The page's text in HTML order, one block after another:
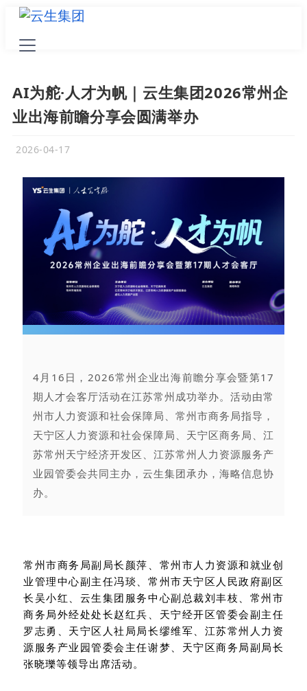
AI为舵·人才为帆｜云生集团2026常州企
业出海前瞻分享会圆满举办
2026-04-17
4月16日，2026常州企业出海前瞻分享会暨第17
期人才会客厅活动在江苏常州成功举办。活动由常
州市人力资源和社会保障局、常州市商务局指导，
天宁区人力资源和社会保障局、天宁区商务局、江
苏常州天宁经济开发区、江苏常州人力资源服务产
业园管委会共同主办，云生集团承办，海略信息协
办。
常州市商务局副局长颜萍、常州市人力资源和就业创
业管理中心副主任冯琰、常州市天宁区人民政府副区
长吴小红、云生集团服务中心副总裁刘丰枝、常州市
商务局外经处处长赵红兵、天宁经开区管委会副主任
罗志勇、天宁区人社局局长缪维军、江苏常州人力资
源服务产业园管委会主任谢梦、天宁区商务局副局长
张晓瓅等领导出席活动。